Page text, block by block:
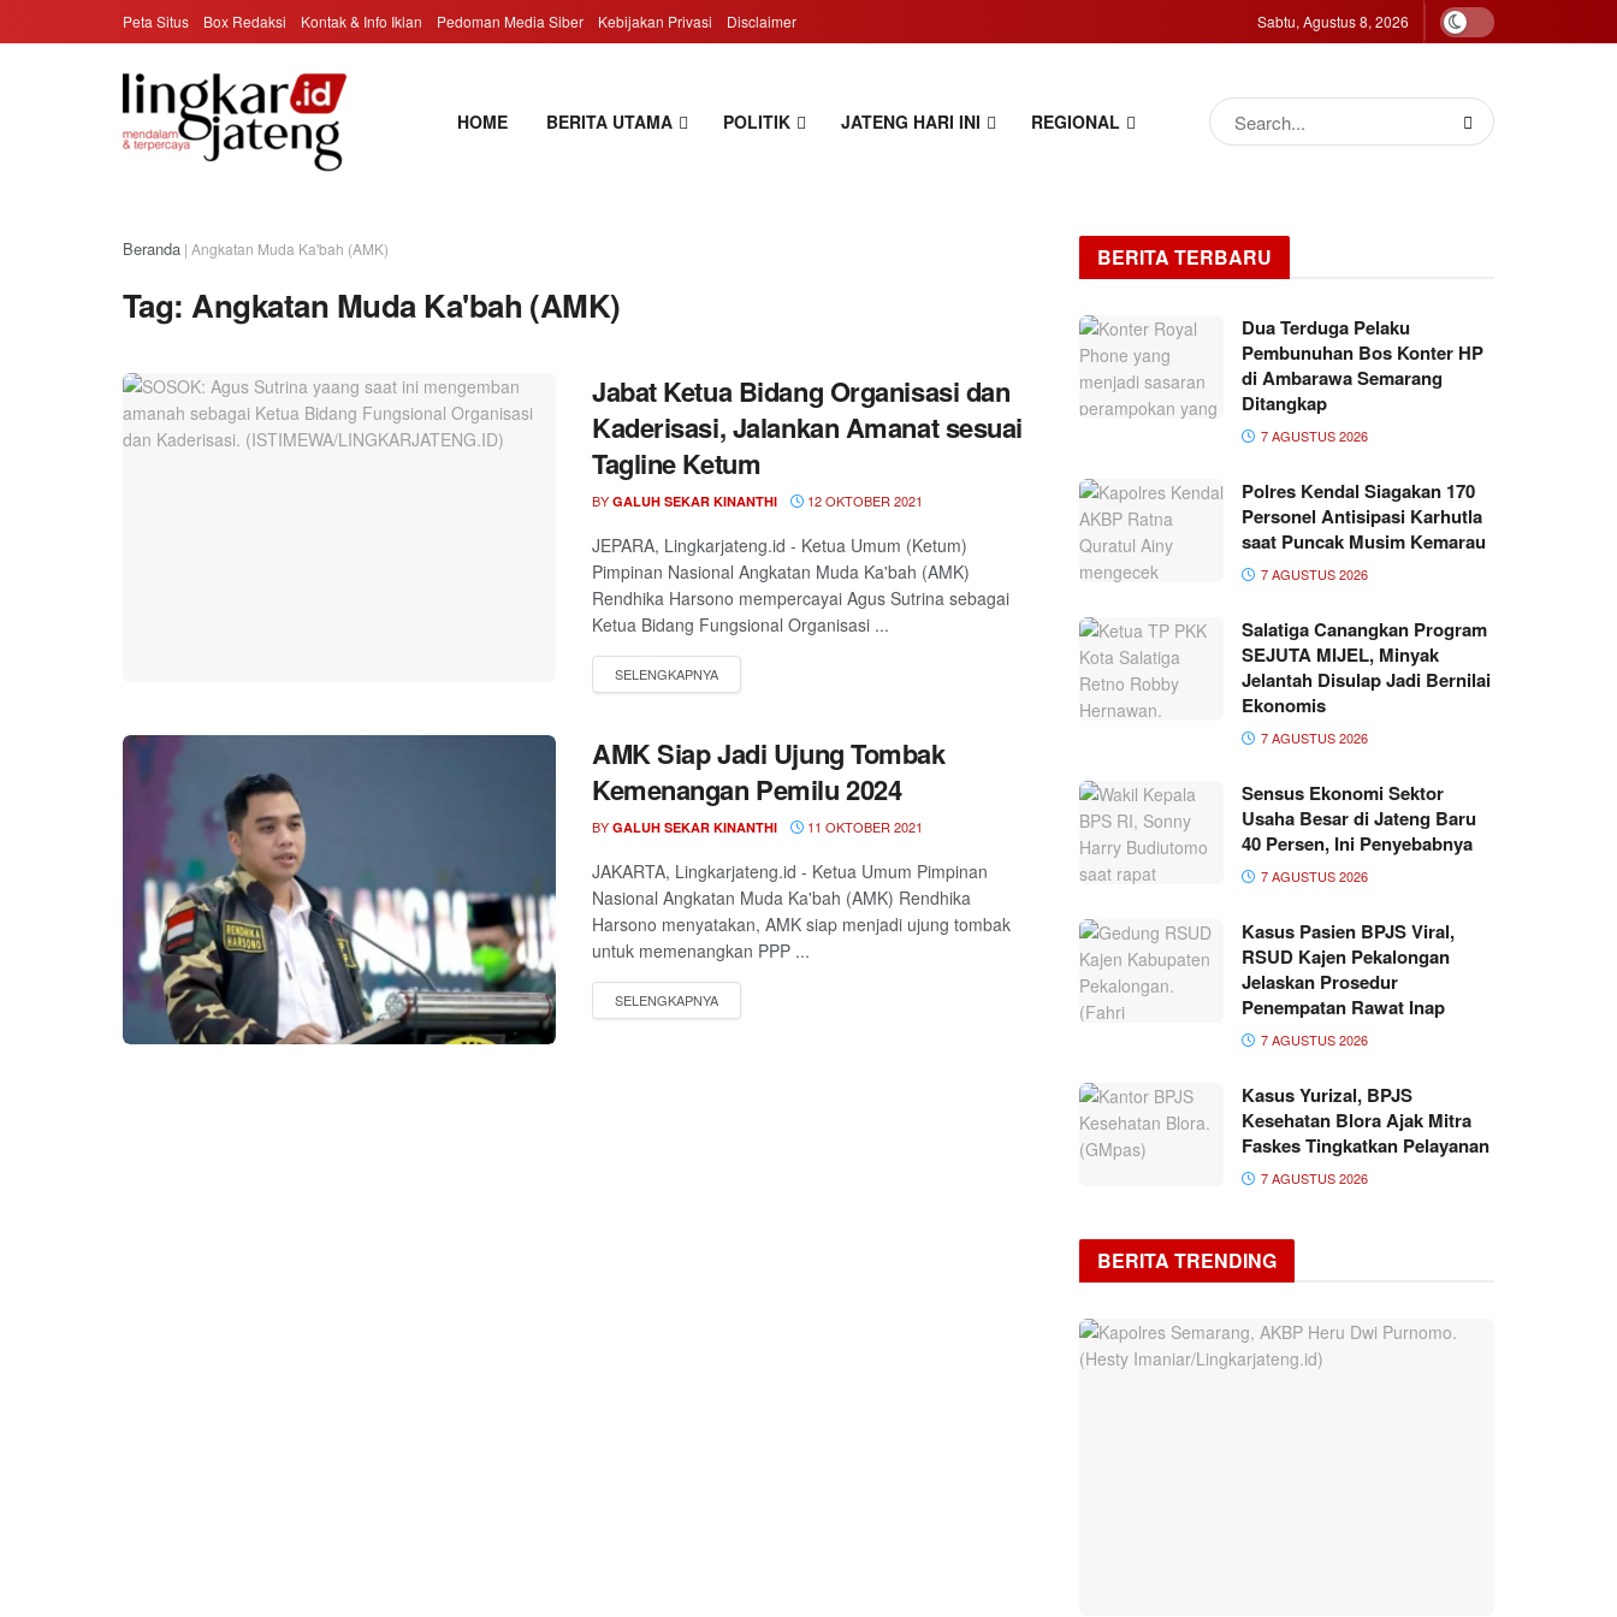
Peta Situs Box Redaksi Kontak & Info Iklan Pedoman Media Siber Kebijakan Privasi Disclaimer Sabtu, Agustus 8, 2026
HOME BERITA UTAMA POLITIK JATENG HARI INI REGIONAL
Beranda | Angkatan Muda Ka'bah (AMK)
Tag:Angkatan Muda Ka'bah (AMK)
Jabat Ketua Bidang Organisasi dan
Kaderisasi, Jalankan Amanat sesuai
Tagline Ketum
BY GALUH SEKAR KINANTHI 12 OKTOBER 2021
JEPARA, Lingkarjateng.id - Ketua Umum (Ketum)
Pimpinan Nasional Angkatan Muda Ka'bah (AMK)
Rendhika Harsono mempercayai Agus Sutrina sebagai
Ketua Bidang Fungsional Organisasi ...
AMK Siap Jadi Ujung Tombak
Kemenangan Pemilu 2024
BY GALUH SEKAR KINANTHI 11 OKTOBER 2021
JAKARTA, Lingkarjateng.id - Ketua Umum Pimpinan
Nasional Angkatan Muda Ka'bah (AMK) Rendhika
Harsono menyatakan, AMK siap menjadi ujung tombak
untuk memenangkan PPP ...
BERITA TERBARU
Dua Terduga Pelaku
Pembunuhan Bos Konter HP
di Ambarawa Semarang
Ditangkap
7 AGUSTUS 2026
Polres Kendal Siagakan 170
Personel Antisipasi Karhutla
saat Puncak Musim Kemarau
7 AGUSTUS 2026
Salatiga Canangkan Program
SEJUTA MIJEL, Minyak
Jelantah Disulap Jadi Bernilai
Ekonomis
7 AGUSTUS 2026
Sensus Ekonomi Sektor
Usaha Besar di Jateng Baru
40 Persen, Ini Penyebabnya
7 AGUSTUS 2026
Kasus Pasien BPJS Viral,
RSUD Kajen Pekalongan
Jelaskan Prosedur
Penempatan Rawat Inap
7 AGUSTUS 2026
Kasus Yurizal, BPJS
Kesehatan Blora Ajak Mitra
Faskes Tingkatkan Pelayanan
7 AGUSTUS 2026
BERITA TRENDING